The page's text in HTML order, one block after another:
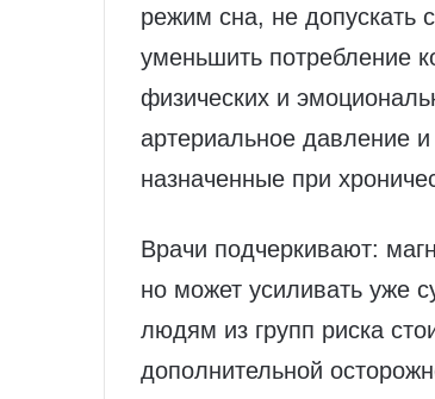
режим сна, не допускать
уменьшить потребление
физических и
артериальное давление
назначенные при
Врачи подчеркивают:
но может усиливать уже
людям из групп риска
дополнительной